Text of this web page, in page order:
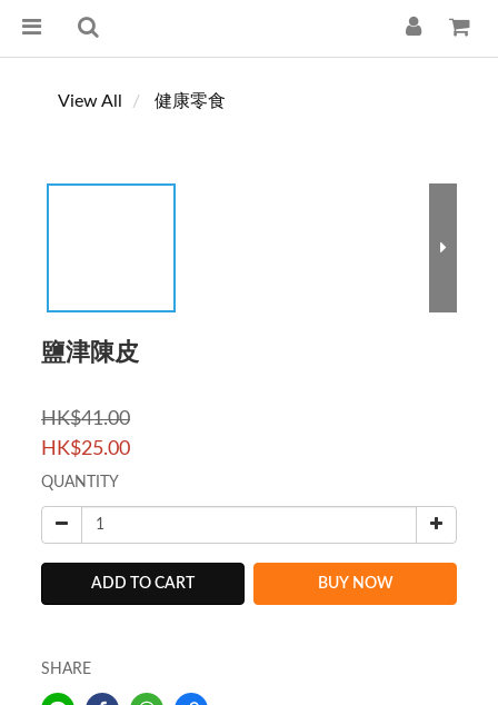
View All 健康零食
鹽津陳皮
HK$41.00
HK$25.00
QUANTITY
ADD TO CART BUY NOW
SHARE